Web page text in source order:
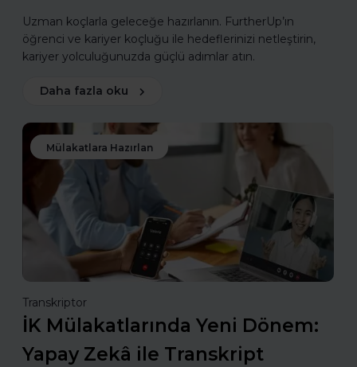
Uzman koçlarla geleceğe hazırlanın. FurtherUp’ın
öğrenci ve kariyer koçluğu ile hedeflerinizi netleştirin,
kariyer yolculuğunuzda güçlü adımlar atın.
Daha fazla oku
Mülakatlara Hazırlan
Transkriptor
İK Mülakatlarında Yeni Dönem:
Yapay Zekâ ile Transkript